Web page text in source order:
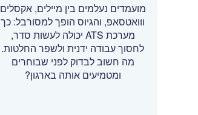
מועמדים נעלמים בין מיילים, אקסלים
ווואטסאפ, והגיוס הופך למסורבל: כך
מערכת ATS יכולה לעשות סדר,
לחסוך עבודה ידנית ולשפר החלטות.
מה חשוב לבדוק לפני שבוחרים
ומטמיעים אותה בארגון?